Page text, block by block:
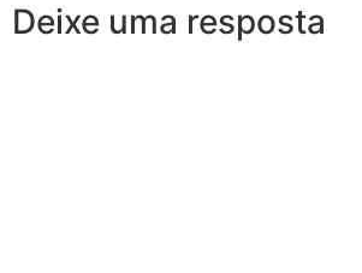
Deixe uma resposta